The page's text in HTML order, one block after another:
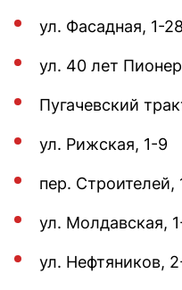
ул. Фасадная, 1-28
ул. 40 лет
Пугачевский
ул. Рижская, 1-9
пер. Строителей,
ул. Молдавская,
ул. Нефтяников,